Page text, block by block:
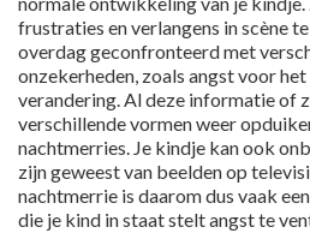
frustraties en verlangens in scène
overdag geconfronteerd met
onzekerheden, zoals angst voor
verandering. Al deze informatie of
verschillende vormen weer
nachtmerries. Je kindje kan ook
zijn geweest van beelden op
nachtmerrie is daarom dus vaak
die je kind in staat stelt angst te